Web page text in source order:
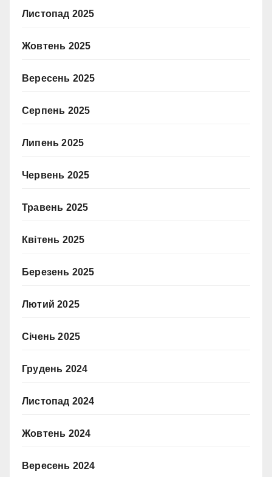
Листопад 2025
Жовтень 2025
Вересень 2025
Серпень 2025
Липень 2025
Червень 2025
Травень 2025
Квітень 2025
Березень 2025
Лютий 2025
Січень 2025
Грудень 2024
Листопад 2024
Жовтень 2024
Вересень 2024